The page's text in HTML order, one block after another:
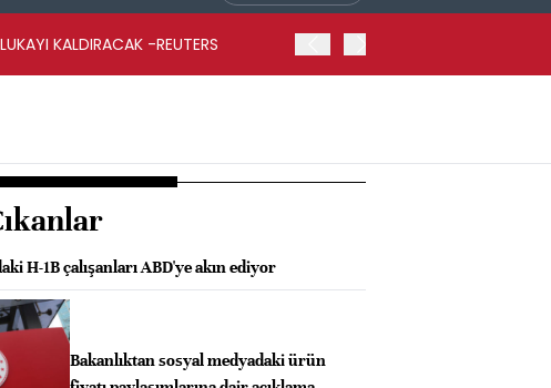
KALDIRACAK -REUTERS
H-1B çalışanları ABD'ye akın ediyor
Bakanlıktan sosyal medyadaki ürün